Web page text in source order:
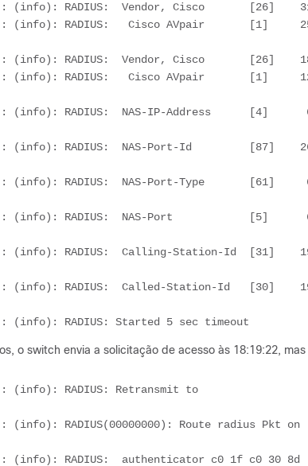
(info): RADIUS:  Vendor, Cisco       [26]
(info): RADIUS:   Cisco AVpair       [1]
(info): RADIUS:  Vendor, Cisco       [26]
(info): RADIUS:   Cisco AVpair       [1]
(info): RADIUS:  NAS-IP-Address      [4]
(info): RADIUS:  NAS-Port-Id         [87]
(info): RADIUS:  NAS-Port-Type       [61]
(info): RADIUS:  NAS-Port            [5]
(info): RADIUS:  Calling-Station-Id  [31]
(info): RADIUS:  Called-Station-Id   [30]
(info): RADIUS: Started 5 sec timeout
o switch envia a solicitação de acesso às 18:19:22, mas
(info): RADIUS: Retransmit to
(info): RADIUS(00000000): Route radius Pkt on
(info): RADIUS:  authenticator c0 1f c0 30 8d